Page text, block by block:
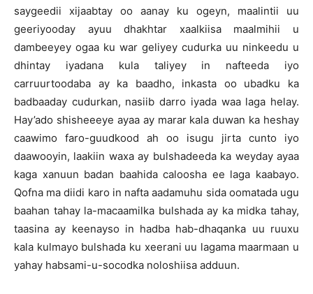
saygeedii xijaabtay oo aanay ku ogeyn, maalintii uu
geeriyooday ayuu dhakhtar xaalkiisa maalmihii u
dambeeyey ogaa ku war geliyey cudurka uu ninkeedu u
dhintay iyadana kula taliyey in nafteeda iyo
carruurtoodaba ay ka baadho, inkasta oo ubadku ka
badbaaday cudurkan, nasiib darro iyada waa laga helay.
Hay’ado shisheeeye ayaa ay marar kala duwan ka heshay
caawimo faro-guudkood ah oo isugu jirta cunto iyo
daawooyin, laakiin waxa ay bulshadeeda ka weyday ayaa
kaga xanuun badan baahida caloosha ee laga kaabayo.
Qofna ma diidi karo in nafta aadamuhu sida oomatada ugu
baahan tahay la-macaamilka bulshada ay ka midka tahay,
taasina ay keenayso in hadba hab-dhaqanka uu ruuxu
kala kulmayo bulshada ku xeerani uu lagama maarmaan u
yahay habsami-u-socodka noloshiisa adduun.